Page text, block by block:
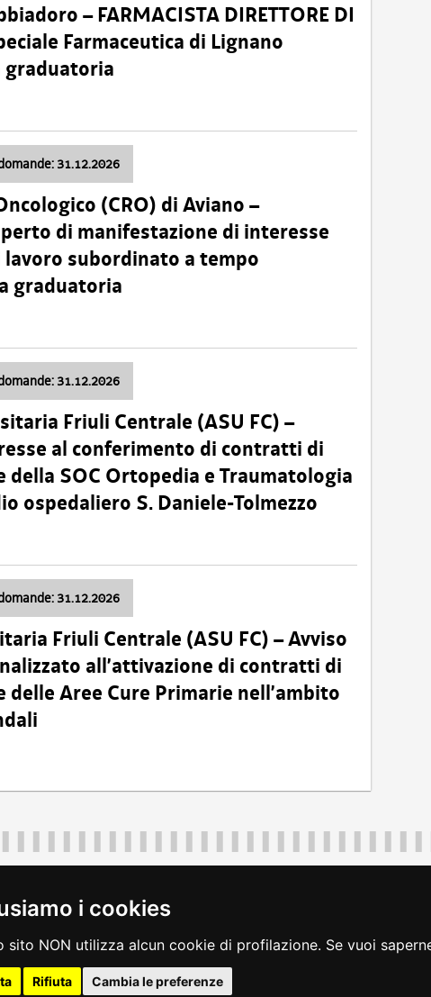
i cookies
sito NON utilizza alcun cookie di profilazione. Se vuoi
Rifiuta Cambia le preferenze
– FARMACISTA DIRETTORE DI
Farmaceutica di Lignano
graduatoria
31.12.2026
(CRO) di Aviano –
di manifestazione di interesse
subordinato a tempo
graduatoria
31.12.2026
Friuli Centrale (ASU FC) –
al conferimento di contratti di
SOC Ortopedia e Traumatologia
ospedaliero S. Daniele-Tolmezzo
31.12.2026
Friuli Centrale (ASU FC) – Avviso
all’attivazione di contratti di
Aree Cure Primarie nell’ambito
piazza Unità d'Italia 1 Trieste
legali | accessibilità rss dichiarazione di accessibilità feedback